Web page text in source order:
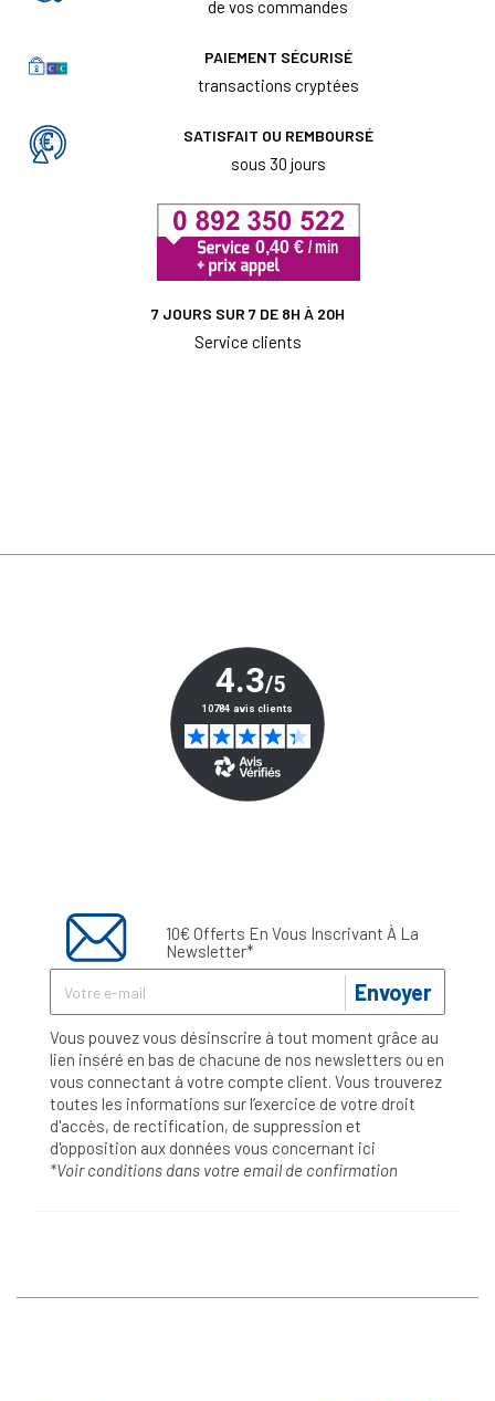
de vos commandes
PAIEMENT SÉCURISÉ
transactions cryptées
SATISFAIT OU REMBOURSÉ
sous 30 jours
7 JOURS SUR 7 DE 8H À 20H
Service clients
10€ Offerts En Vous Inscrivant À La
Newsletter*
Envoyer
Vous pouvez vous désinscrire à tout moment grâce au
lien inséré en bas de chacune de nos newsletters ou en
vous connectant à votre compte client. Vous trouverez
toutes les informations sur l’exercice de votre droit
d'accès, de rectification, de suppression et
d'opposition aux données vous concernant ici
*Voir conditions dans votre email de confirmation